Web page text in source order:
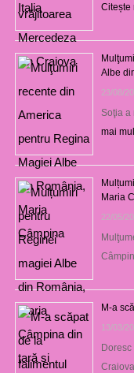
Citește
Albe
23/08/
Soţia a
mai
Maria
22/05/
M-a
13/03/